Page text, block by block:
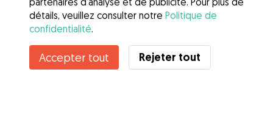
détails, veuillez consulter notre Politique de
confidentialité.
Accepter tout Rejeter tout